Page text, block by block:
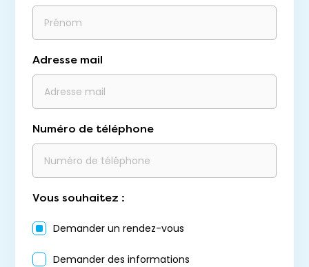
Adresse mail
Numéro de téléphone
Vous souhaitez :
Demander un rendez-vous
Demander des informations